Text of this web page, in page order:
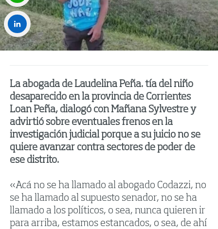
La abogada de Laudelina Peña. tía del niño
desaparecido en la provincia de Corrientes
Loan Peña, dialogó con Mañana Sylvestre y
advirtió sobre eventuales frenos en la
investigación judicial porque a su juicio no se
quiere avanzar contra sectores de poder de
ese distrito.
«Acá no se ha llamado al abogado Codazzi, no
se ha llamado al supuesto senador, no se ha
llamado a los políticos, o sea, nunca quieren ir
para arriba, estamos estancados, o sea, de ahí
WhatsApp
LinkedIn